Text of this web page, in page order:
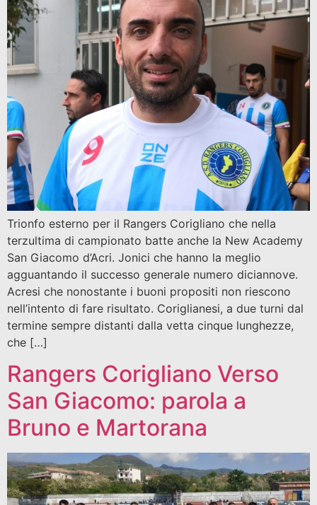
Trionfo esterno per il Rangers Corigliano che nella
terzultima di campionato batte anche la New Academy
San Giacomo d’Acri. Jonici che hanno la meglio
agguantando il successo generale numero diciannove.
Acresi che nonostante i buoni propositi non riescono
nell’intento di fare risultato. Coriglianesi, a due turni dal
termine sempre distanti dalla vetta cinque lunghezze,
che […]
Rangers Corigliano Verso
San Giacomo: parola a
Bruno e Martorana